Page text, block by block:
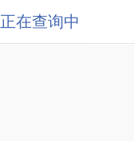
正在查询中